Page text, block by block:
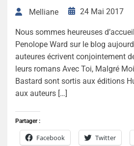
Melliane 24 Mai 2017
Nous sommes heureuses
Penolope Ward sur le blog
auteures écrivent conjointement
leurs romans Avec Toi, Malgré
Bastard sont sortis aux éditions
aux auteurs […]
Partager :
Facebook Twitter